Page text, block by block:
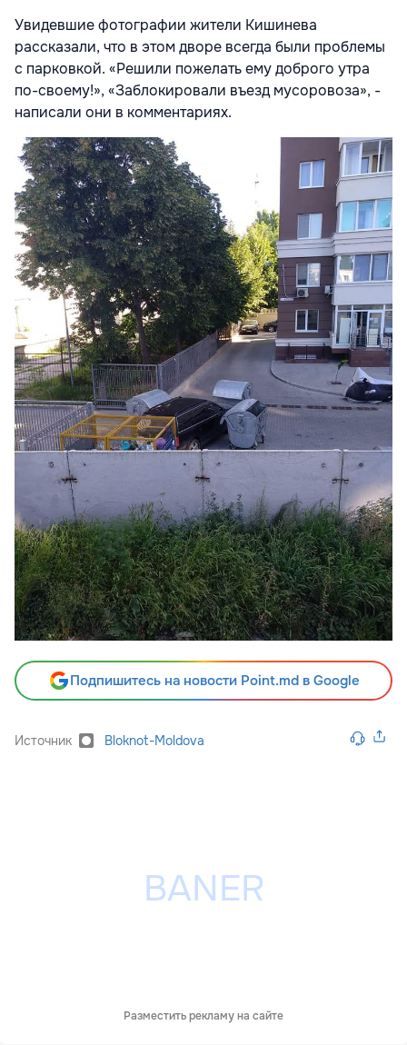
Увидевшие фотографии жители Кишинева
рассказали, что в этом дворе всегда были проблемы
с парковкой. «Решили пожелать ему доброго утра
по-своему!», «Заблокировали въезд мусоровоза», -
написали они в комментариях.
Подпишитесь на новости Point.md в Google
Источник Bloknot-Moldova
Разместить рекламу на сайте